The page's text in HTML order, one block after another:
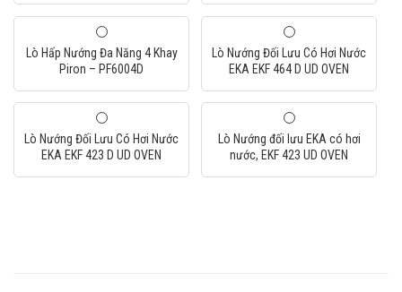
Lò Hấp Nướng Đa Năng 4 Khay
Piron – PF6004D
Lò Nướng Đối Lưu Có Hơi Nước
EKA EKF 464 D UD OVEN
Lò Nướng Đối Lưu Có Hơi Nước
EKA EKF 423 D UD OVEN
Lò Nướng đối lưu EKA có hơi
nước, EKF 423 UD OVEN